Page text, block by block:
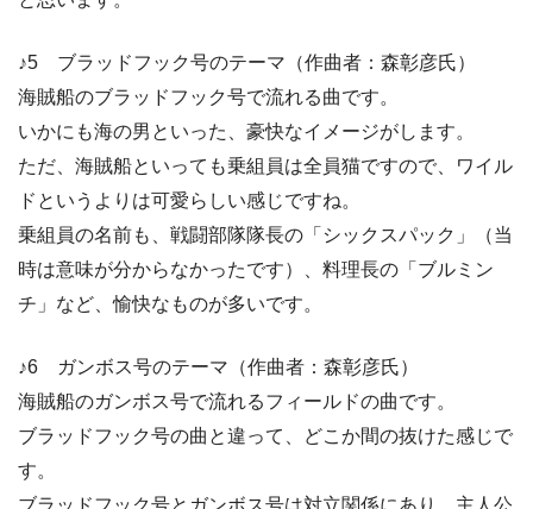
♪5 ブラッドフック号のテーマ（作曲者：森彰彦氏）
海賊船のブラッドフック号で流れる曲です。
いかにも海の男といった、豪快なイメージがします。
ただ、海賊船といっても乗組員は全員猫ですので、ワイル
ドというよりは可愛らしい感じですね。
乗組員の名前も、戦闘部隊隊長の「シックスパック」（当
時は意味が分からなかったです）、料理長の「ブルミン
チ」など、愉快なものが多いです。
♪6 ガンボス号のテーマ（作曲者：森彰彦氏）
海賊船のガンボス号で流れるフィールドの曲です。
ブラッドフック号の曲と違って、どこか間の抜けた感じで
す。